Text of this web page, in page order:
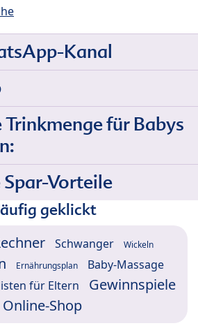
Kanal
für Babys
Spar-Vorteile
geklickt
Schwanger Wickeln
Ernährungsplan Baby-Massage
für Eltern
Gewinnspiele
Online-Shop